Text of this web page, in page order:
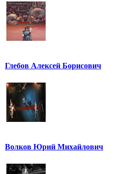
Глебов Алексей Борисович
Волков Юрий Михайлович